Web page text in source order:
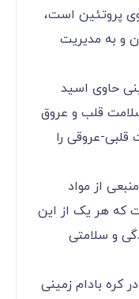
پروتئین است،
و به مدیریت
حاوی اسید
قلب و عروق
عروقی را
از مواد
که هر یک از این
و سلامتی
کره بادام زمینی